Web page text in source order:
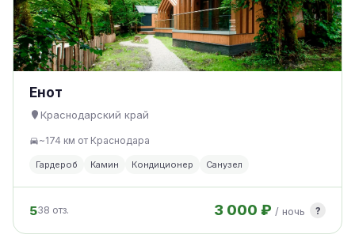
Енот
Краснодарский край
~174 км от Краснодара
Гардероб Камин Кондиционер Санузел
538 отз. 3 000 ₽ / ночь ?